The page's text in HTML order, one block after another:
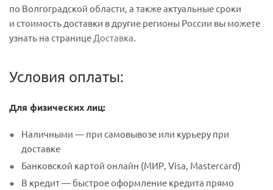
по Волгоградской области, а также актуальные сроки
и стоимость доставки в другие регионы России вы можете
узнать на странице Доставка.
Условия оплаты:
Для физических лиц:
Наличными — при самовывозе или курьеру при
доставке
Банковской картой онлайн (МИР, Visa, Mastercard)
В кредит — быстрое оформление кредита прямо